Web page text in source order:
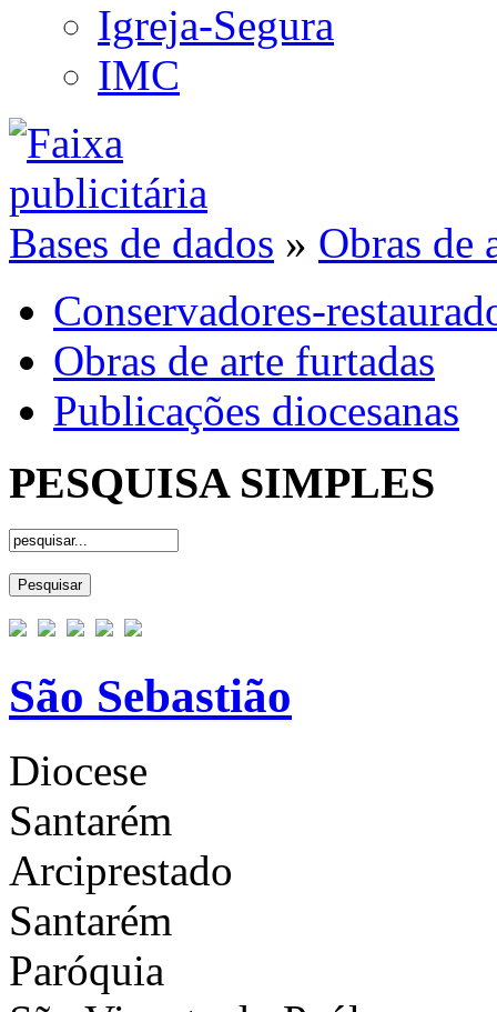
Igreja-Segura
IMC
Bases de dados » Obras de
Conservadores-
Obras de arte furtadas
Publicações diocesanas
PESQUISA SIMPLES
São Sebastião
Diocese
Santarém
Arciprestado
Santarém
Paróquia